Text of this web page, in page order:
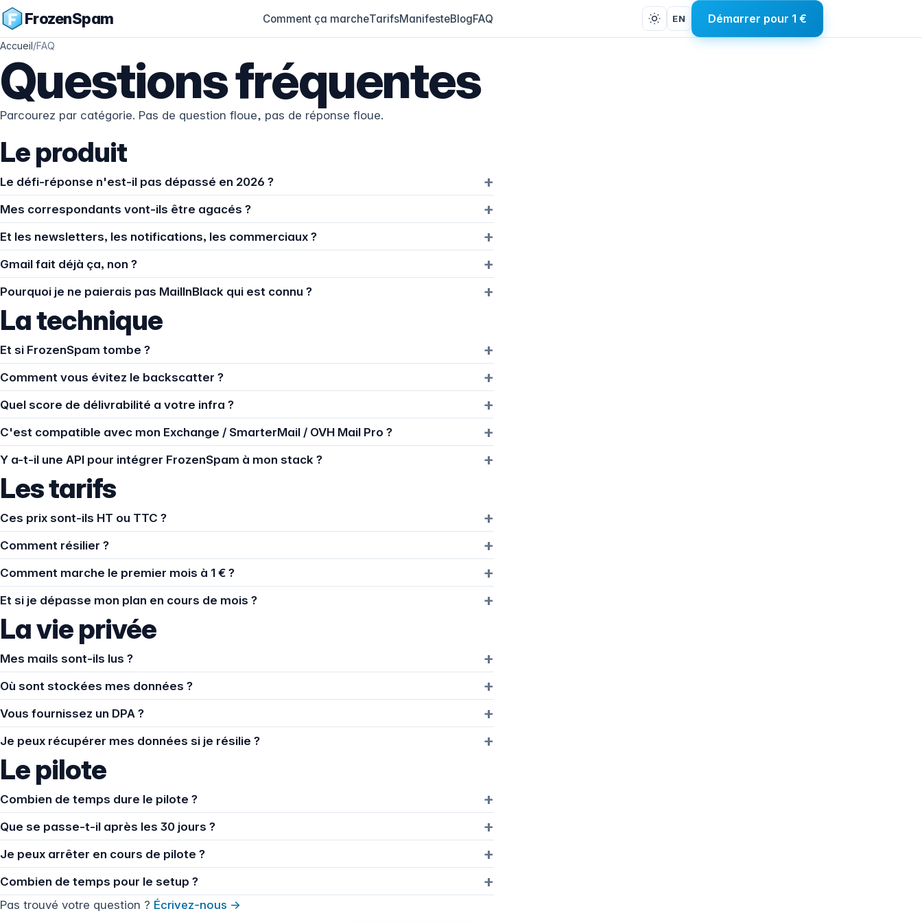
FrozenSpam Comment ça marcheTarifsManifesteBlogFAQ EN Démarrer pour 1 €
Accueil/FAQ
Questions fréquentes
Parcourez par catégorie. Pas de question floue, pas de réponse floue.
Le produit
Le défi-réponse n'est-il pas dépassé en 2026 ?
Mes correspondants vont-ils être agacés ?
Et les newsletters, les notifications, les commerciaux ?
Gmail fait déjà ça, non ?
Pourquoi je ne paierais pas MailInBlack qui est connu ?
La technique
Et si FrozenSpam tombe ?
Comment vous évitez le backscatter ?
Quel score de délivrabilité a votre infra ?
C'est compatible avec mon Exchange / SmarterMail / OVH Mail Pro ?
Y a-t-il une API pour intégrer FrozenSpam à mon stack ?
Les tarifs
Ces prix sont-ils HT ou TTC ?
Comment résilier ?
Comment marche le premier mois à 1 € ?
Et si je dépasse mon plan en cours de mois ?
La vie privée
Mes mails sont-ils lus ?
Où sont stockées mes données ?
Vous fournissez un DPA ?
Je peux récupérer mes données si je résilie ?
Le pilote
Combien de temps dure le pilote ?
Que se passe-t-il après les 30 jours ?
Je peux arrêter en cours de pilote ?
Combien de temps pour le setup ?
Pas trouvé votre question ? Écrivez-nous